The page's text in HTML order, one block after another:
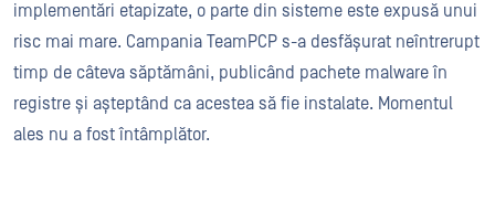
implementări etapizate, o parte din sisteme este expusă unui
risc mai mare. Campania TeamPCP s-a desfășurat neîntrerupt
timp de câteva săptămâni, publicând pachete malware în
registre și așteptând ca acestea să fie instalate. Momentul
ales nu a fost întâmplător.